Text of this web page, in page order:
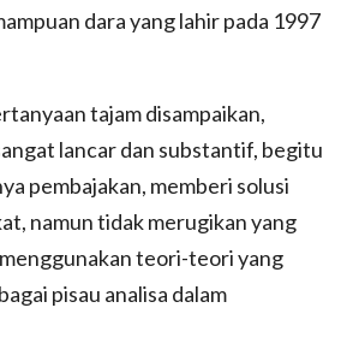
dara yang lahir pada 1997
tajam disampaikan,
lancar dan substantif, begitu
pembajakan, memberi solusi
namun tidak merugikan yang
teori-teori yang
pisau analisa dalam